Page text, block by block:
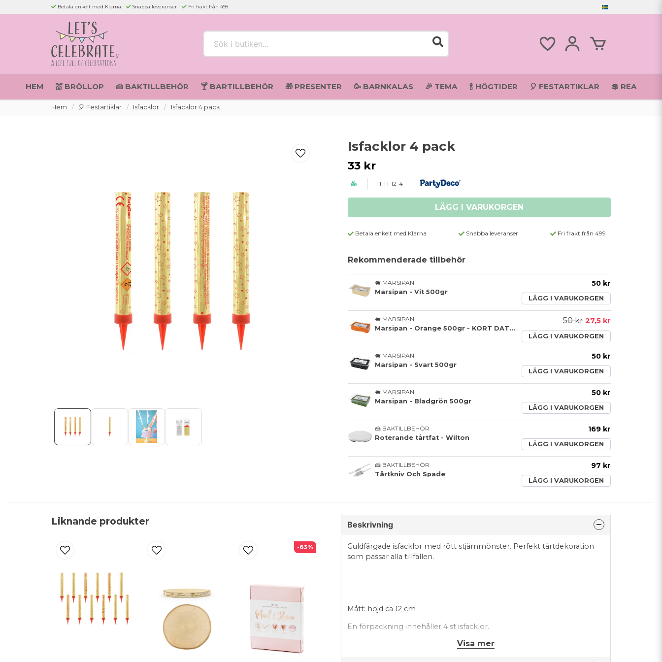
Betala enkelt med Klarna Snabba leveranser Fri frakt från 499
HEM 💒 BRÖLLOP 🍰 BAKTILLBEHÖR 🍸 BARTILLBEHÖR 🎁 PRESENTER 🥳 BARNKALAS 🎉 TEMA 🍾 HÖGTIDER 🎈 FESTARTIKLAR 💲 REA
Hem 🎈 Festartiklar Isfacklor Isfacklor 4 pack
Isfacklor 4 pack
33 kr
11FT1-12-4
LÄGG I VARUKORGEN
Betala enkelt med Klarna Snabba leveranser Fri frakt från 499
Rekommenderade tillbehör
🐖 MARSIPAN
Marsipan - Vit 500gr
50 kr
LÄGG I VARUKORGEN
🐖 MARSIPAN
Marsipan - Orange 500gr - KORT DATUM
50 kr 27,5 kr
LÄGG I VARUKORGEN
🐖 MARSIPAN
Marsipan - Svart 500gr
50 kr
LÄGG I VARUKORGEN
🐖 MARSIPAN
Marsipan - Bladgrön 500gr
50 kr
LÄGG I VARUKORGEN
🍰 BAKTILLBEHÖR
Roterande tårtfat - Wilton
169 kr
LÄGG I VARUKORGEN
🍰 BAKTILLBEHÖR
Tårtkniv Och Spade
97 kr
LÄGG I VARUKORGEN
Liknande produkter
-63%
Beskrivning
Guldfärgade isfacklor med rött stjärnmönster. Perfekt tårtdekoration
som passar alla tillfällen.
Mått: höjd ca 12 cm
En förpackning innehåller 4 st isfacklor.
Visa mer